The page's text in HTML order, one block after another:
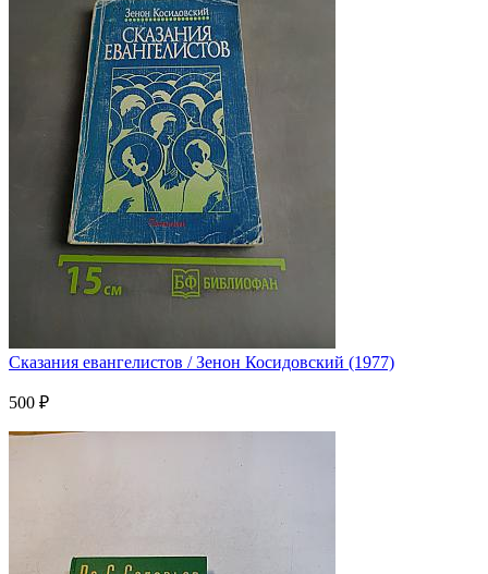
Сказания евангелистов / Зенон Косидовский (1977)
500 ₽